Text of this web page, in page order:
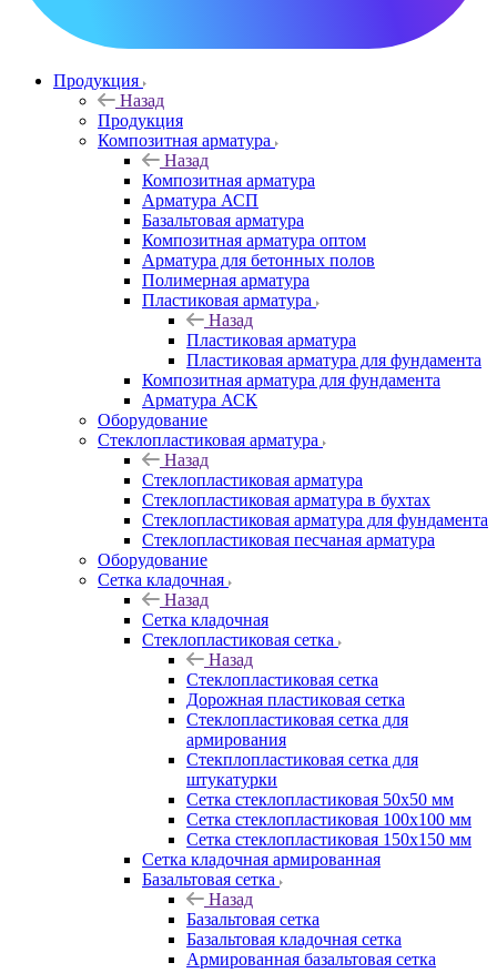
Продукция
Назад
Продукция
Композитная арматура
Назад
Композитная арматура
Арматура АСП
Базальтовая арматура
Композитная арматура оптом
Арматура для бетонных полов
Полимерная арматура
Пластиковая арматура
Назад
Пластиковая арматура
Пластиковая арматура для фундамента
Композитная арматура для фундамента
Арматура АСК
Оборудование
Cтеклопластиковая арматура
Назад
Cтеклопластиковая арматура
Стеклопластиковая арматура в бухтах
Стеклопластиковая арматура для фундамента
Стеклопластиковая песчаная арматура
Оборудование
Сетка кладочная
Назад
Сетка кладочная
Стеклопластиковая сетка
Назад
Стеклопластиковая сетка
Дорожная пластиковая сетка
Стеклопластиковая сетка для
армирования
Стекплопластиковая сетка для
штукатурки
Сетка стеклопластиковая 50x50 мм
Сетка стеклопластиковая 100x100 мм
Сетка стеклопластиковая 150x150 мм
Сетка кладочная армированная
Базальтовая сетка
Назад
Базальтовая сетка
Базальтовая кладочная сетка
Армированная базальтовая сетка